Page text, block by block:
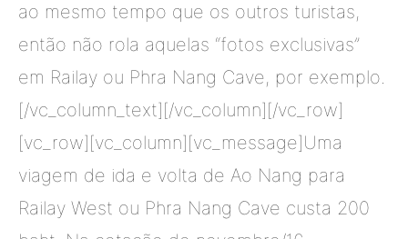
ao mesmo tempo que os outros turistas,
então não rola aquelas “fotos exclusivas”
em Railay ou Phra Nang Cave, por exemplo.
[/vc_column_text][/vc_column][/vc_row]
[vc_row][vc_column][vc_message]Uma
viagem de ida e volta de Ao Nang para
Railay West ou Phra Nang Cave custa 200